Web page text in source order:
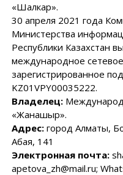
«Шалкар».
30 апреля 2021 года
Министерства
Республики Казахстан
международное
зарегистрированное
KZ01VPY00035222.
Владелец:
«Жанашыр».
Адрес:город Алматы,
Абая, 141
Электронная почта:
apetova_zh@mail.ru;